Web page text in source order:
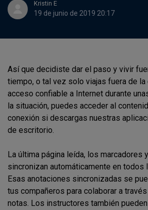
Kristin E
19 de junio de 2019 20:17
Así que decidiste dar el paso y vivir
tiempo, o tal vez solo viajas fuera de la
acceso confiable a Internet durante
la situación, puedes acceder al
conexión si descargas nuestras
de escritorio.
La última página leída, los marcadores
sincronizan automáticamente en
Esas anotaciones sincronizadas se
tus compañeros para colaborar a
notas. Los instructores también